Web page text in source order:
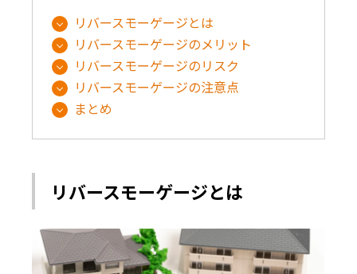
リバースモーゲージとは
リバースモーゲージのメリット
リバースモーゲージのリスク
リバースモーゲージの注意点
まとめ
リバースモーゲージとは